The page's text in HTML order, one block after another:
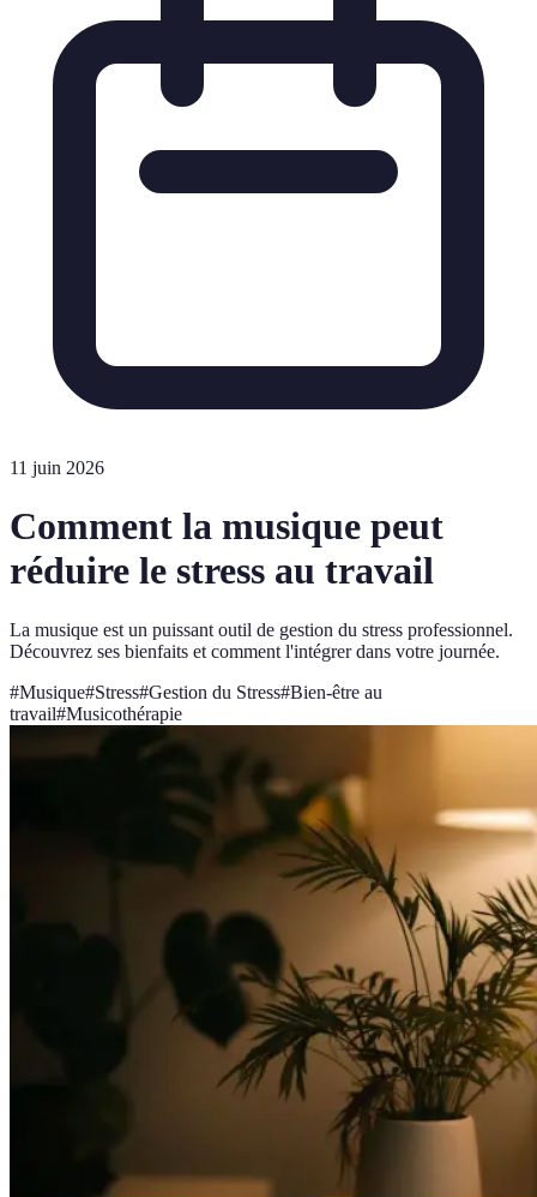
11 juin 2026
Comment la musique peut
réduire le stress au travail
La musique est un puissant outil de gestion du stress professionnel.
Découvrez ses bienfaits et comment l'intégrer dans votre journée.
#Musique#Stress#Gestion du Stress#Bien-être au
travail#Musicothérapie